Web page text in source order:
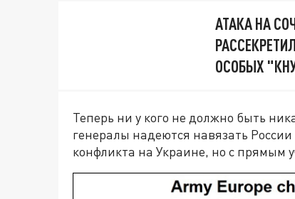
АТАКА НА
ОСОБЫХ
Теперь ни у кого не должно быть
генералы надеются навязать
конфликта на Украине, но с прямым